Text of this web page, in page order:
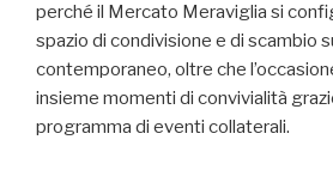
perché il Mercato Meraviglia si
spazio di condivisione e di scambio
contemporaneo, oltre che
insieme momenti di convivialità
programma di eventi collaterali.